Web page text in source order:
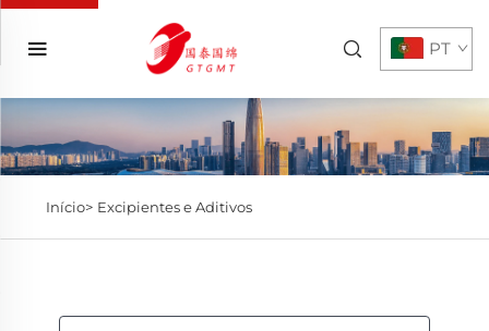
PT
Início> Excipientes e Aditivos